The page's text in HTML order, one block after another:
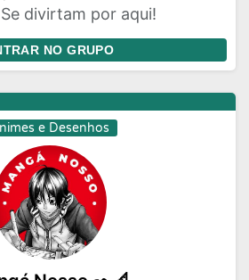
divirtam por aqui!
NO GRUPO
e Desenhos